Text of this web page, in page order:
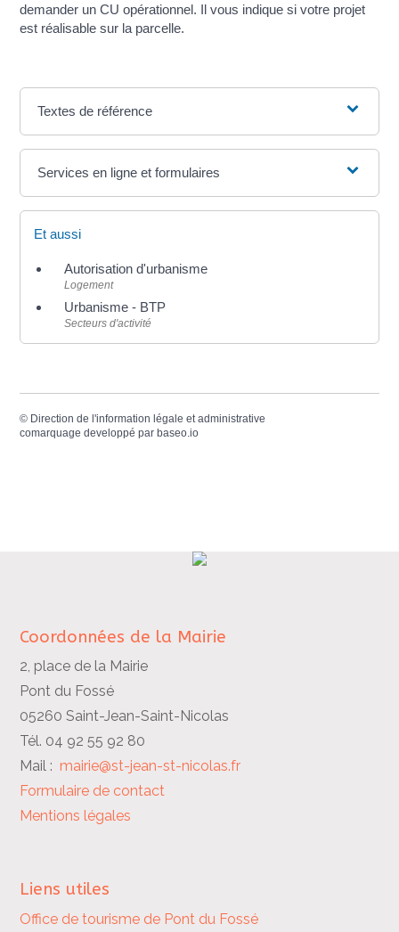
demander un CU opérationnel. Il vous indique si votre projet
est réalisable sur la parcelle.
Textes de référence
Services en ligne et formulaires
Et aussi
Autorisation d'urbanisme
Logement
Urbanisme - BTP
Secteurs d'activité
© Direction de l'information légale et administrative
comarquage developpé par baseo.io
Coordonnées de la Mairie
2, place de la Mairie
Pont du Fossé
05260 Saint-Jean-Saint-Nicolas
Tél. 04 92 55 92 80
Mail :mairie@st-jean-st-nicolas.fr
Formulaire de contact
Mentions légales
Liens utiles
Office de tourisme de Pont du Fossé